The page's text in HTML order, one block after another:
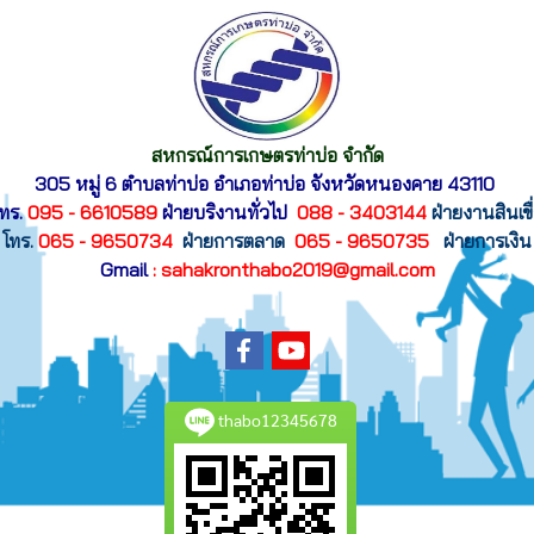
สหกรณ์การเกษตรท่าบ่อ จำกัด
305 หมู่ 6 ตำบลท่าบ่อ อำเภอท่าบ่อ จังหวัดหนองคาย 43110
ร.095 - 6610589 ฝ่ายบริงานทั่วไป 088 - 3403144 ฝ่ายงานสินเ
โทร. 065 - 9650734 ฝ่ายการตลาด 065 - 9650735 ฝ่ายการเงิน
Gmail: sahakronthabo2019@gmail.com
thabo12345678